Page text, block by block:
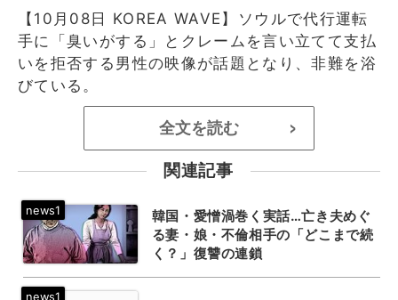
【10月08日 KOREA WAVE】ソウルで代行運転
手に「臭いがする」とクレームを言い立てて支払
いを拒否する男性の映像が話題となり、非難を浴
びている。
全文を読む >
関連記事
韓国・愛憎渦巻く実話…亡き夫めぐ
る妻・娘・不倫相手の「どこまで続
く？」復讐の連鎖